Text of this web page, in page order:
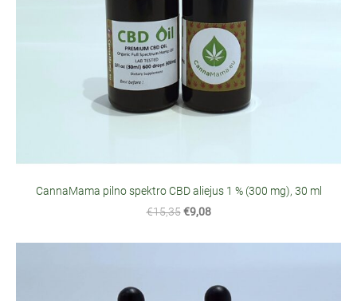
CannaMama pilno spektro CBD aliejus 1 % (300 mg), 30 ml
€15,35 €9,08